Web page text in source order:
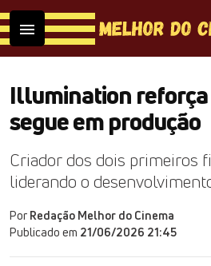
Illumination reforça
segue em produção
Criador dos dois primeiros
liderando o
Por Redação Melhor do Cinema
Publicado em 21/06/2026 21:45